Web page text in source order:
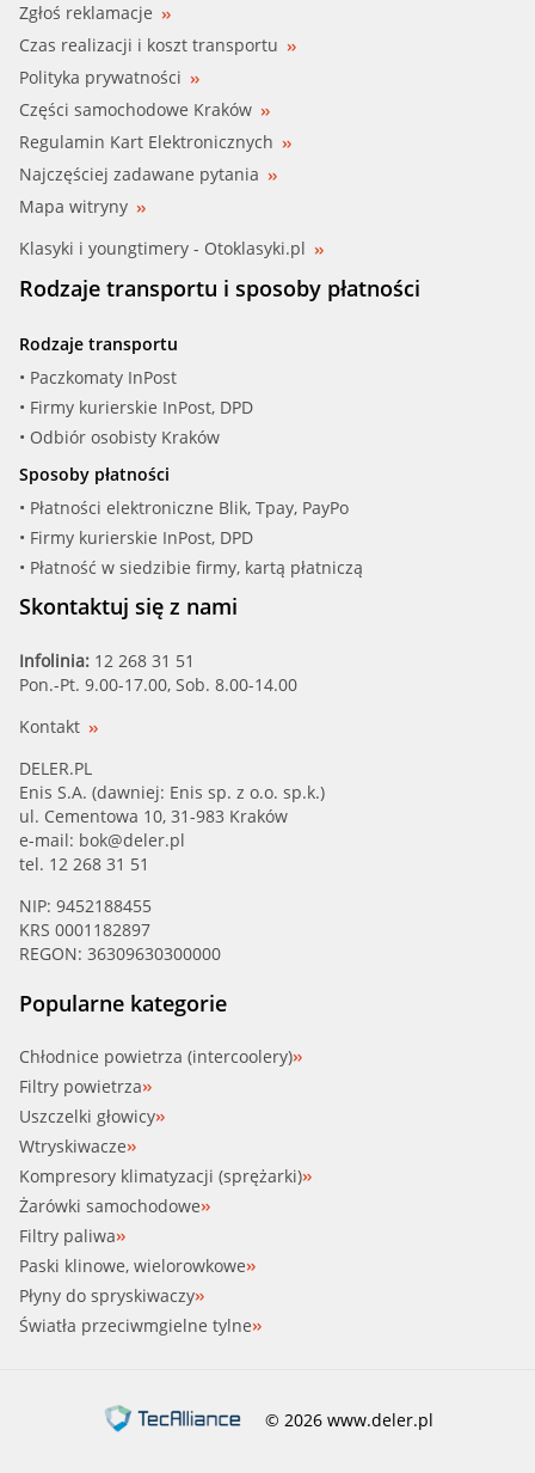
Zgłoś reklamacje
Czas realizacji i koszt transportu
Polityka prywatności
Części samochodowe Kraków
Regulamin Kart Elektronicznych
Najczęściej zadawane pytania
Mapa witryny
Klasyki i youngtimery - Otoklasyki.pl
Rodzaje transportu i sposoby płatności
Rodzaje transportu
• Paczkomaty InPost
• Firmy kurierskie InPost, DPD
• Odbiór osobisty Kraków
Sposoby płatności
• Płatności elektroniczne Blik, Tpay, PayPo
• Firmy kurierskie InPost, DPD
• Płatność w siedzibie firmy, kartą płatniczą
Skontaktuj się z nami
Infolinia: 12 268 31 51
Pon.-Pt. 9.00-17.00, Sob. 8.00-14.00
Kontakt
DELER.PL
Enis S.A. (dawniej: Enis sp. z o.o. sp.k.)
ul. Cementowa 10, 31-983 Kraków
e-mail: bok@deler.pl
tel. 12 268 31 51
NIP: 9452188455
KRS 0001182897
REGON: 36309630300000
Popularne kategorie
Chłodnice powietrza (intercoolery)
Filtry powietrza
Uszczelki głowicy
Wtryskiwacze
Kompresory klimatyzacji (sprężarki)
Żarówki samochodowe
Filtry paliwa
Paski klinowe, wielorowkowe
Płyny do spryskiwaczy
Światła przeciwmgielne tylne
© 2026 www.deler.pl